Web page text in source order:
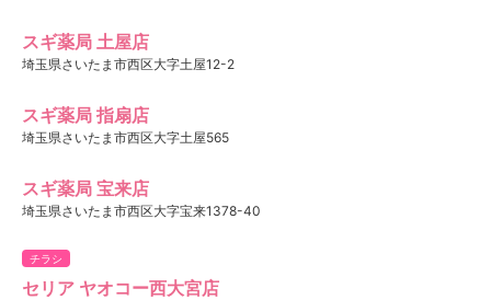
スギ薬局 土屋店
埼玉県さいたま市西区大字土屋12-2
スギ薬局 指扇店
埼玉県さいたま市西区大字土屋565
スギ薬局 宝来店
埼玉県さいたま市西区大字宝来1378-40
チラシ
セリア ヤオコー西大宮店